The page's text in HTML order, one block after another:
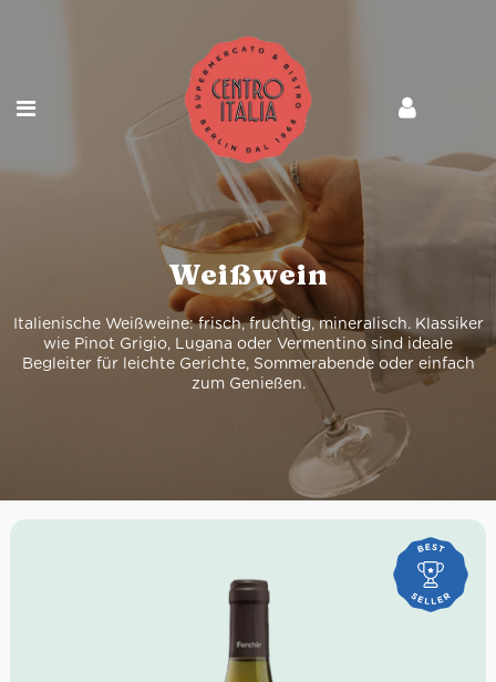
Weißwein
Italienische Weißweine: frisch, fruchtig, mineralisch. Klassiker
wie Pinot Grigio, Lugana oder Vermentino sind ideale
Begleiter für leichte Gerichte, Sommerabende oder einfach
zum Genießen.